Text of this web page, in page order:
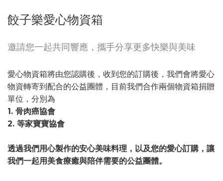
餃子樂愛心物資箱
邀請您一起共同響應，攜手分享更多快樂與美味
愛心物資箱將由您認購後，收到您的訂購後，我們會將愛心
物資轉寄到配合的公益團體，目前我們合作兩個物資箱捐贈
單位，分別為
1. 骨肉癌協會
2. 等家寶寶協會
透過我們用心製作的安心美味料理，以及您的愛心訂購，讓
我們一起用美食療癒與陪伴需要的公益團體。